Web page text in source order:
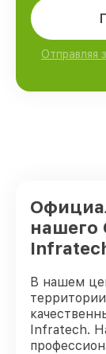
Отправляя
нашего
В нашем
Infratech.